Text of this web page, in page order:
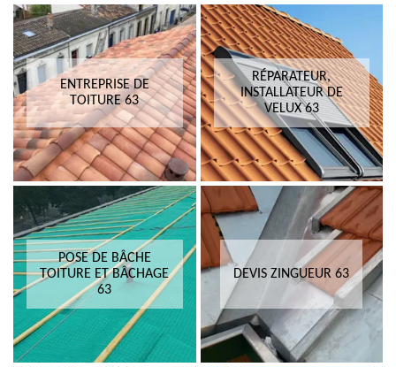
ENTREPRISE DE
TOITURE 63
RÉPARATEUR,
INSTALLATEUR DE
VELUX 63
POSE DE BÂCHE
TOITURE ET BÂCHAGE
63
DEVIS ZINGUEUR 63